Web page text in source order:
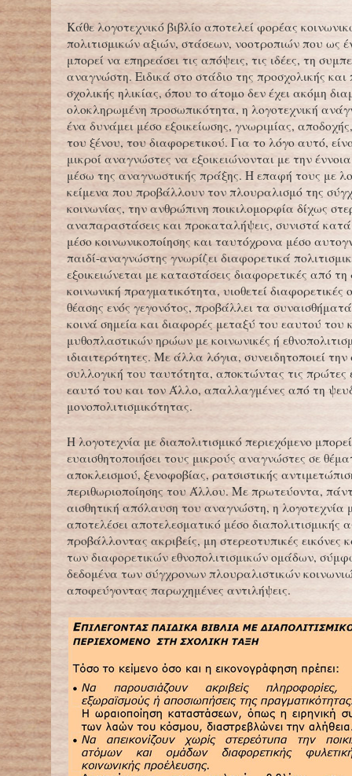
Κάθε λογοτεχνικό βιβλίο αποτελεί φορέας
πολιτισμικών αξιών, στάσεων, νοοτροπιών που ως
μπορεί να επηρεάσει τις απόψεις, τις ιδέες, τη
αναγνώστη. Ειδικά στο στάδιο της προσχολικής
σχολικής ηλικίας, όπου το άτομο δεν έχει ακόμη
ολοκληρωμένη προσωπικότητα, η λογοτεχνική
ένα δυνάμει μέσο εξοικείωσης, γνωριμίας,
του ξένου, του διαφορετικού. Για το λόγο αυτό,
μικροί αναγνώστες να εξοικειώνονται με την
μέσω της αναγνωστικής πράξης. Η επαφή τους με
κείμενα που προβάλλουν τον πλουραλισμό της
κοινωνίας, την ανθρώπινη ποικιλομορφία δίχως
αναπαραστάσεις και προκαταλήψεις, συνιστά
μέσο κοινωνικοποίησης και ταυτόχρονα μέσο
παιδί-αναγνώστης γνωρίζει διαφορετικά
εξοικειώνεται με καταστάσεις διαφορετικές από τη
κοινωνική πραγματικότητα, υιοθετεί διαφορετικές
θέασης ενός γεγονότος, προβάλλει τα συναισθήματά
κοινά σημεία και διαφορές μεταξύ του εαυτού του
μυθοπλαστικών ηρώων με κοινωνικές ή
ιδιαιτερότητες. Με άλλα λόγια, συνειδητοποιεί την
συλλογική του ταυτότητα, αποκτώντας τις πρώτες
εαυτό του και τον Άλλο, απαλλαγμένες από τη
μονοπολιτισμικότητας.
Η λογοτεχνία με διαπολιτισμικό περιεχόμενο
ευαισθητοποιήσει τους μικρούς αναγνώστες σε
αποκλεισμού, ξενοφοβίας, ρατσιστικής
περιθωριοποίησης του Άλλου. Με πρωτεύοντα,
αισθητική απόλαυση του αναγνώστη, η λογοτεχνία
αποτελέσει αποτελεσματικό μέσο διαπολιτισμικής
προβάλλοντας ακριβείς, μη στερεοτυπικές εικόνες
των διαφορετικών εθνοπολιτισμικών ομάδων,
δεδομένα των σύγχρονων πλουραλιστικών
αποφεύγοντας παρωχημένες αντιλήψεις.